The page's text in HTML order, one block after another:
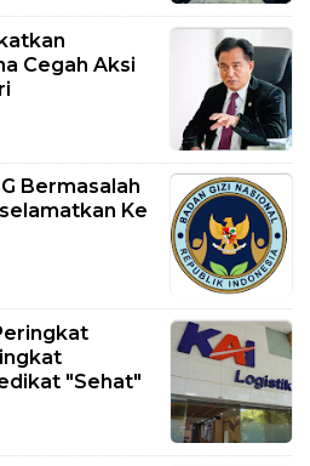
Cegah Aksi
Bermasalah
Ke
"Sehat"